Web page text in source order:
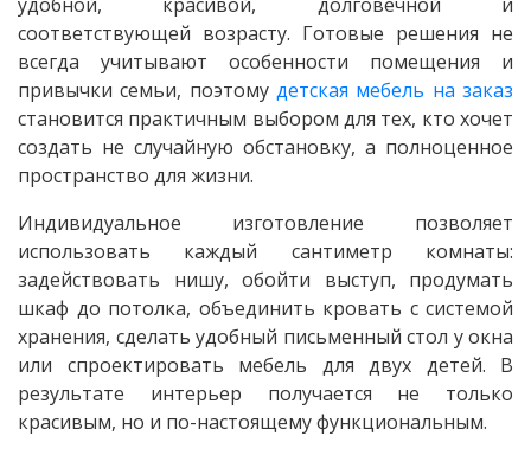
соответствующей возрасту. Готовые решения не
всегда учитывают особенности помещения и
привычки семьи, поэтому детская мебель на заказ
становится практичным выбором для тех, кто хочет
создать не случайную обстановку, а полноценное
пространство для жизни.
Индивидуальное изготовление позволяет
использовать каждый сантиметр комнаты:
задействовать нишу, обойти выступ, продумать
шкаф до потолка, объединить кровать с системой
хранения, сделать удобный письменный стол у окна
или спроектировать мебель для двух детей. В
результате интерьер получается не только
красивым, но и по-настоящему функциональным.